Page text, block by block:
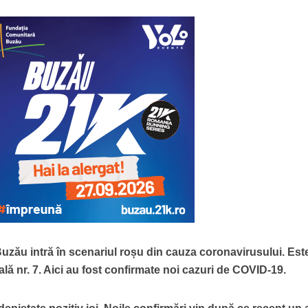
intră în scenariul roșu din cauza coronavirusului.
nr. 7. Aici au fost confirmate noi cazuri de COVID-19.